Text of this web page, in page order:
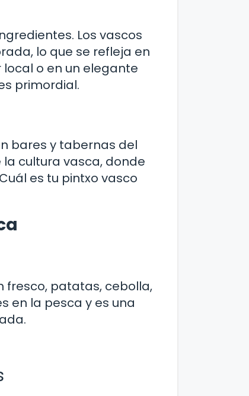
Los vascos
lo que se refleja en
local o en un elegante
primordial.
bares y tabernas del
la cultura vasca, donde
es tu pintxo vasco
fresco, patatas, cebolla,
en la pesca y es una